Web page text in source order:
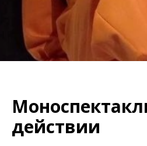
действии